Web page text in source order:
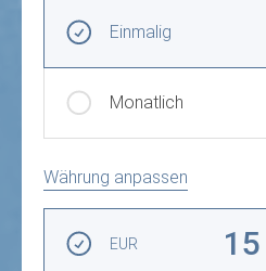
Einmalig
Monatlich
Währung anpassen
EUR 15